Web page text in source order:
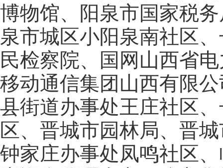
博物馆、阳泉市国家税
泉市城区小阳泉南社区
民检察院、国网山西省
移动通信集团山西有限
县街道办事处王庄社区
区、晋城市园林局、晋
钟家庄办事处凤鸣社区